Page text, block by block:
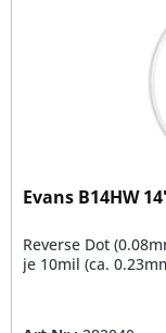
Evans B14HW
Reverse Dot
je 10mil (ca.